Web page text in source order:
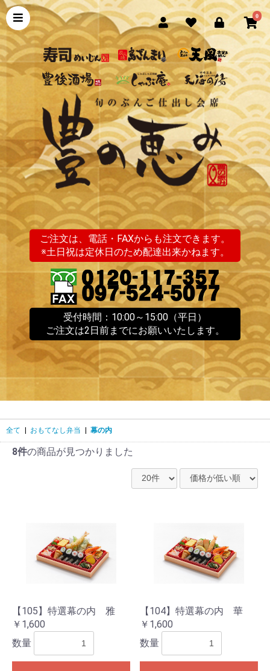
0
ご注文は、電話・FAXからも注文できます。
※土日祝は定休日のため配達出来かねます。
受付時間：10:00～15:00（平日）
ご注文は2日前までにお願いいたします。
全て おもてなし弁当 幕の内
8件の商品が見つかりました
【105】特選幕の内 雅
￥1,600
数量
【104】特選幕の内 華
￥1,600
数量